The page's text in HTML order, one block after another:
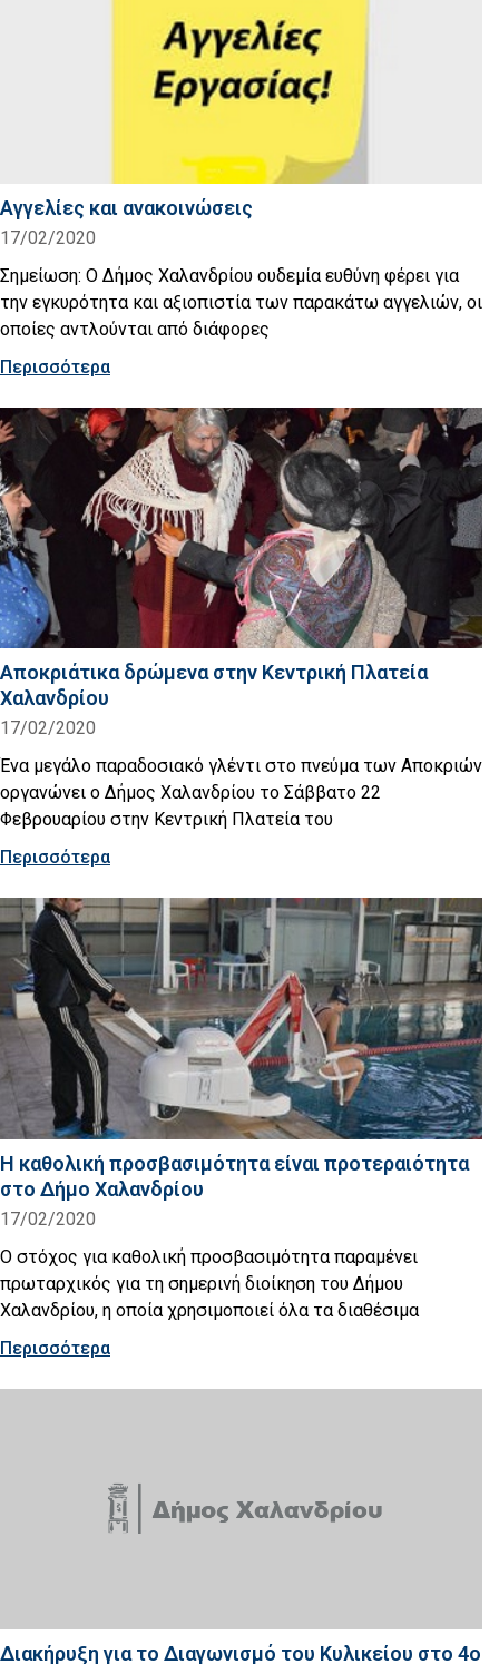
Αγγελίες και ανακοινώσεις
17/02/2020
Σημείωση: Ο Δήμος Χαλανδρίου ουδεμία ευθύνη φέρει για
την εγκυρότητα και αξιοπιστία των παρακάτω αγγελιών, οι
οποίες αντλούνται από διάφορες
Περισσότερα
Αποκριάτικα δρώμενα στην Κεντρική Πλατεία
Χαλανδρίου
17/02/2020
Ένα μεγάλο παραδοσιακό γλέντι στο πνεύμα των Αποκριών
οργανώνει ο Δήμος Χαλανδρίου το Σάββατο 22
Φεβρουαρίου στην Κεντρική Πλατεία του
Περισσότερα
Η καθολική προσβασιμότητα είναι προτεραιότητα
στο Δήμο Χαλανδρίου
17/02/2020
Ο στόχος για καθολική προσβασιμότητα παραμένει
πρωταρχικός για τη σημερινή διοίκηση του Δήμου
Χαλανδρίου, η οποία χρησιμοποιεί όλα τα διαθέσιμα
Περισσότερα
Διακήρυξη για το Διαγωνισμό του Κυλικείου στο 4ο